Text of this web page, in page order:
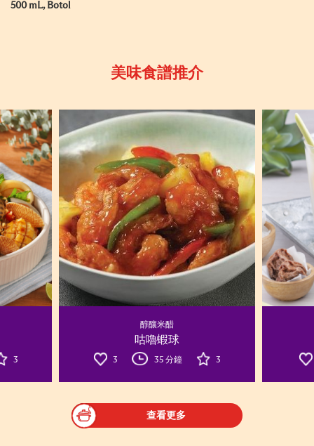
500 mL, Botol
美味食譜推介
3
醇釀米醋
咕嚕蝦球
3 35 分鐘 3
查看更多